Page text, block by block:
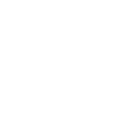
“Estas
prisa pero sin
sanitarias de la
de apoyo y mejora
delegado territorial
visita al centro
Además del